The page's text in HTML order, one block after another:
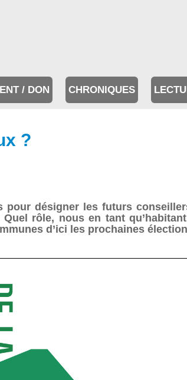
/ DON CHRONIQUES
?
désigner les futurs
rôle, nous en tant
d’ici les prochaines